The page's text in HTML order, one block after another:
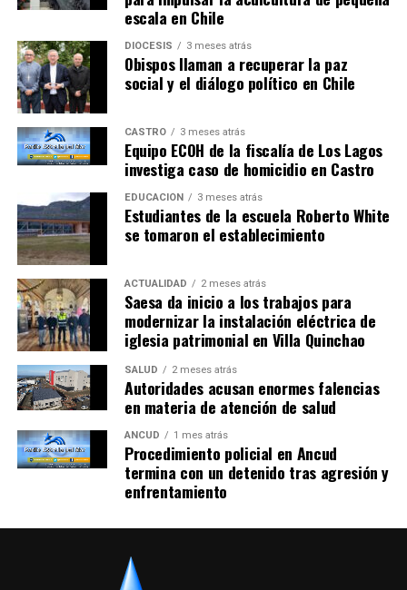
escala en Chile
DIÓCESIS 3 meses atrás
Obispos llaman a recuperar la paz
social y el diálogo político en Chile
CASTRO 3 meses atrás
Equipo ECOH de la fiscalía de Los Lagos
investiga caso de homicidio en Castro
EDUCACIÓN 3 meses atrás
Estudiantes de la escuela Roberto White
se tomaron el establecimiento
ACTUALIDAD 2 meses atrás
Saesa da inicio a los trabajos para
modernizar la instalación eléctrica de
iglesia patrimonial en Villa Quinchao
SALUD 2 meses atrás
Autoridades acusan enormes falencias
en materia de atención de salud
ANCUD 1 mes atrás
Procedimiento policial en Ancud
termina con un detenido tras agresión y
enfrentamiento